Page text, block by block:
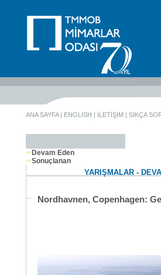
ANA SAYFA| ENGLISH | İLETİŞİM | SIKÇA
Devam Eden
Sonuçlanan
YARIŞMALAR -
Nordhavnen, Copenhagen: